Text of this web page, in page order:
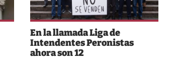
En la llamada Liga de
Intendentes Peronistas
ahora son 12